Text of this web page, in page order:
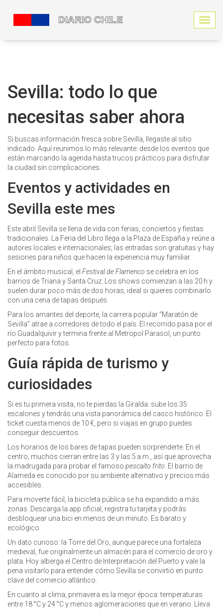
N
a
a
l
Sevilla: todo lo que
necesitas saber ahora
Si buscas información fresca sobre Sevilla, llegaste al sitio
indicado. Aquí reunimos lo más relevante: desde los eventos que
están marcando la agenda hasta trucos prácticos para disfrutar
la ciudad sin complicaciones.
Eventos y actividades en
Sevilla este mes
Este abril Sevilla se llena de vida con ferias, conciertos y fiestas
tradicionales. La Feria del Libro llega a la Plaza de España y reúne a
autores locales e internacionales; las entradas son gratuitas y hay
sesiones para niños que hacen la experiencia muy familiar.
En el ámbito musical, el Festival de Flamenco se celebra en los
barrios de Triana y Santa Cruz. Los shows comienzan a las 20 h y
suelen durar poco más de dos horas, ideal si quieres combinarlo
con una cena de tapas después.
Para los amantes del deporte, la carrera popular “Maratón de
Sevilla” atrae a corredores de todo el país. El recorrido pasa por el
río Guadalquivir y termina frente al Metropol Parasol, un punto
perfecto para fotos.
Guía rápida de turismo y
curiosidades
Si es tu primera visita, no te pierdas la Giralda: sube los 35
escalones y tendrás una vista panorámica del casco histórico. El
ticket cuesta menos de 10 €, pero si viajas en grupo puedes
conseguir descuentos.
Los horarios de los bares de tapas pueden sorprenderte. En el
centro, muchos cierran entre las 3 y las 5 a.m., así que aprovecha
la madrugada para probar el famoso pescaíto frito . El barrio de
Alameda es conocido por su ambiente alternativo y precios más
accesibles.
Para moverte fácil, la bicicleta pública se ha expandido a más
zonas. Descarga la app oficial, registra tu tarjeta y podrás
desbloquear una bici en menos de un minuto. Es barato y
ecológico.
Un dato curioso: la Torre del Oro, aunque parece una fortaleza
medieval, fue originalmente un almacén para el comercio de oro y
plata. Hoy alberga el Centro de Interpretación del Puerto y vale la
pena visitarlo para entender cómo Sevilla se convirtió en punto
clave del comercio atlántico.
En cuanto al clima, primavera es la mejor época: temperaturas
entre 18 °C y 24 °C y menos aglomeraciones que en verano. Lleva